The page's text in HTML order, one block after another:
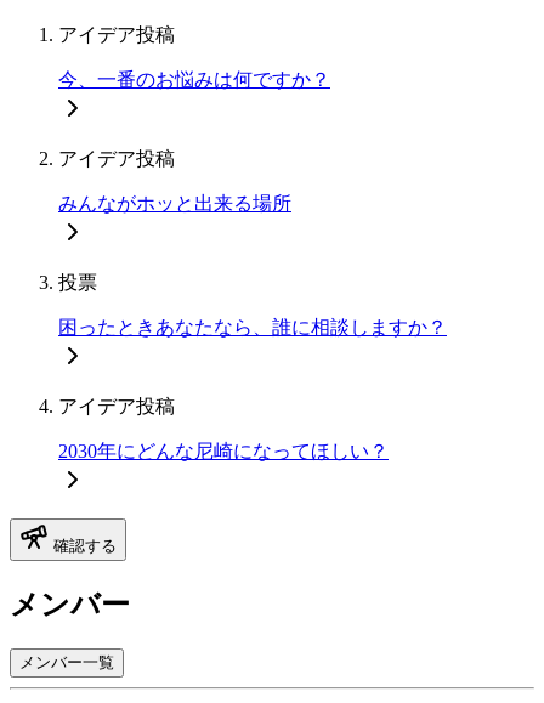
アイデア投稿
今、一番のお悩みは何ですか？
アイデア投稿
みんながホッと出来る場所
投票
困ったときあなたなら、誰に相談しますか？
アイデア投稿
2030年にどんな尼崎になってほしい？
確認する
メンバー
メンバー一覧